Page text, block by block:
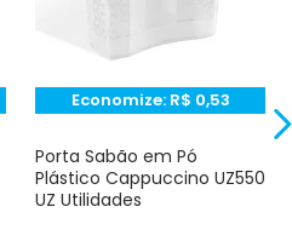
Economize: R$ 0,53
Porta Sabão em Pó
Plástico Cappuccino UZ550
UZ Utilidades